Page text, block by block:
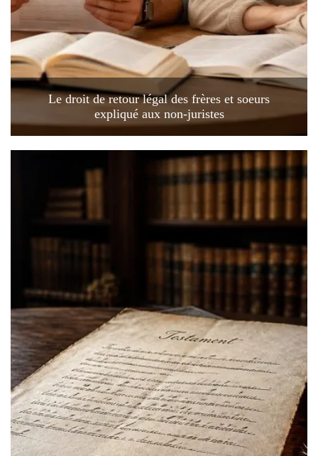
Le droit de retour légal des frères et soeurs
expliqué aux non-juristes